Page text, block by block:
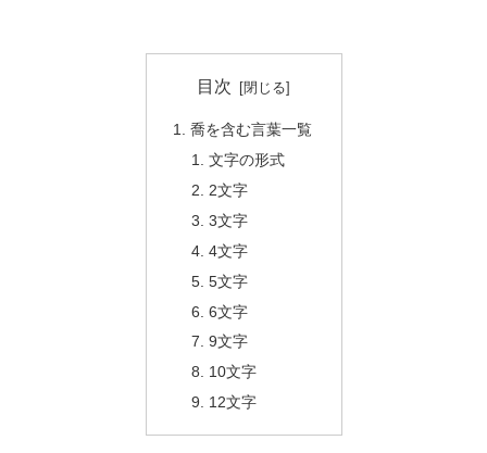
目次
喬を含む言葉一覧
文字の形式
2文字
3文字
4文字
5文字
6文字
9文字
10文字
12文字